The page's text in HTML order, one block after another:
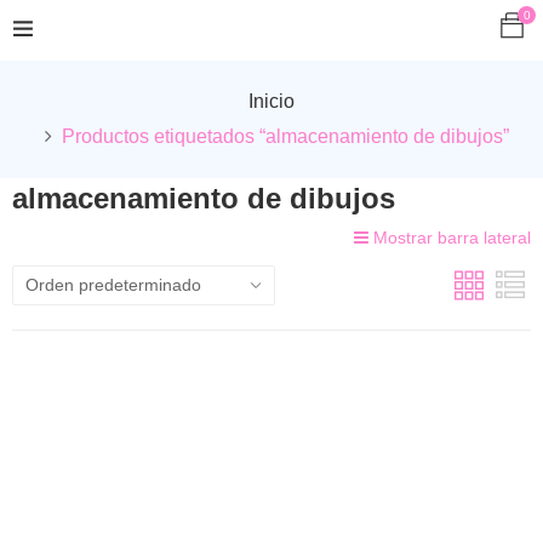
0
Inicio
Productos etiquetados “almacenamiento de dibujos”
almacenamiento de dibujos
Mostrar barra lateral